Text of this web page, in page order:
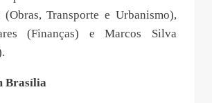
Transporte e Urbanismo),
(Finanças) e Marcos Silva
Brasília